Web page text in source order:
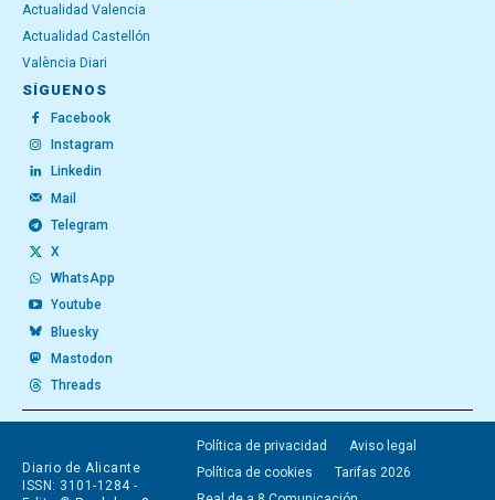
Actualidad Valencia
Actualidad Castellón
València Diari
SÍGUENOS
Facebook
Instagram
Linkedin
Mail
Telegram
X
WhatsApp
Youtube
Bluesky
Mastodon
Threads
Diario de Alicante
ISSN: 3101-1284 -
Política de privacidad
Aviso legal
Política de cookies
Tarifas 2026